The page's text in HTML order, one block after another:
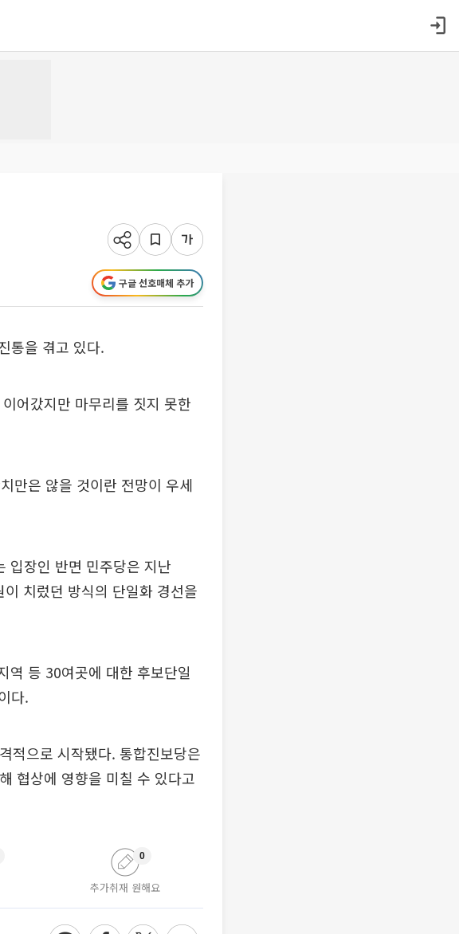
구글 선호매체 추가
통을 겪고 있다.
어갔지만 마무리를 짓지 못한
만은 않을 것이란 전망이 우세
입장인 반면 민주당은 지난
치렀던 방식의 단일화 경선을
역 등 30여곳에 대한 후보단일
다.
적으로 시작됐다. 통합진보당은
협상에 영향을 미칠 수 있다고
추가취재 원해요
0